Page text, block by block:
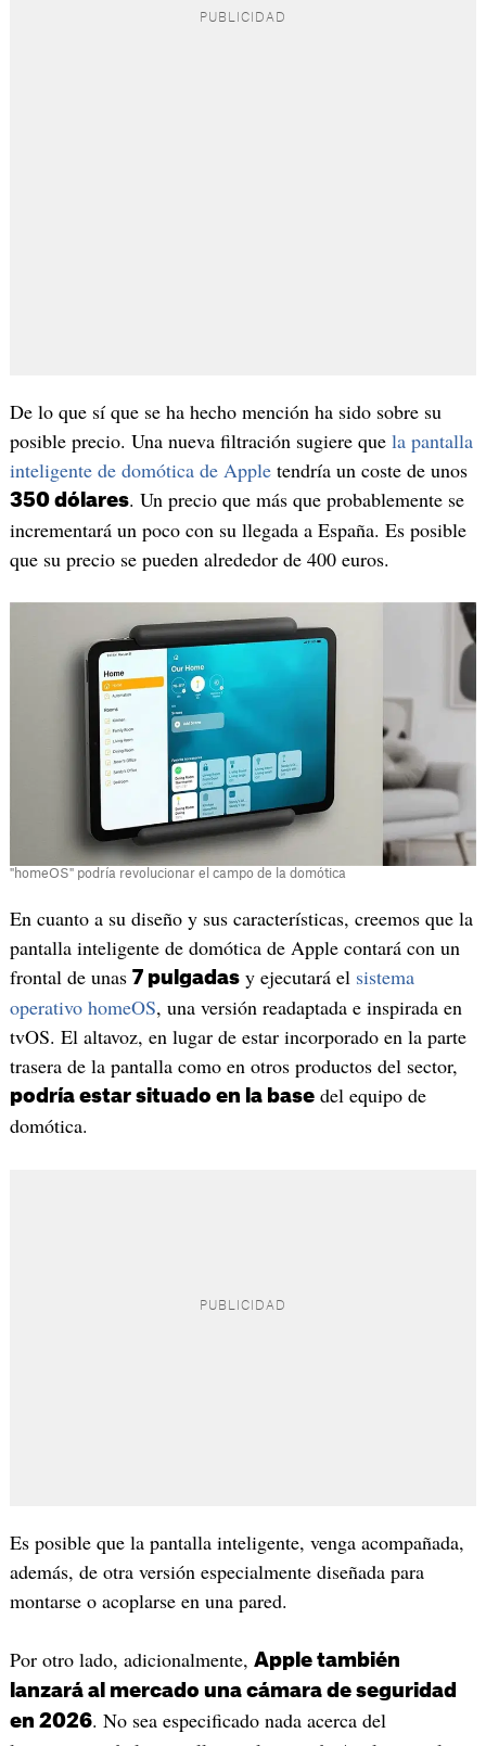
De lo que sí que se ha hecho mención ha sido sobre su
posible precio. Una nueva filtración sugiere que la pantalla
inteligente de domótica de Appletendría un coste de unos
350 dólares. Un precio que más que probablemente se
incrementará un poco con su llegada a España. Es posible
que su precio se pueden alrededor de 400 euros.
"homeOS" podría revolucionar el campo de la domótica
En cuanto a su diseño y sus características, creemos que la
pantalla inteligente de domótica de Apple contará con un
frontal de unas 7 pulgadasy ejecutará el sistema
operativo homeOS, una versión readaptada e inspirada en
tvOS. El altavoz, en lugar de estar incorporado en la parte
trasera de la pantalla como en otros productos del sector,
podría estar situado en la basedel equipo de
domótica.
Es posible que la pantalla inteligente, venga acompañada,
además, de otra versión especialmente diseñada para
montarse o acoplarse en una pared.
Por otro lado, adicionalmente, Apple también
lanzará al mercado una cámara de seguridad
en 2026. No sea especificado nada acerca del